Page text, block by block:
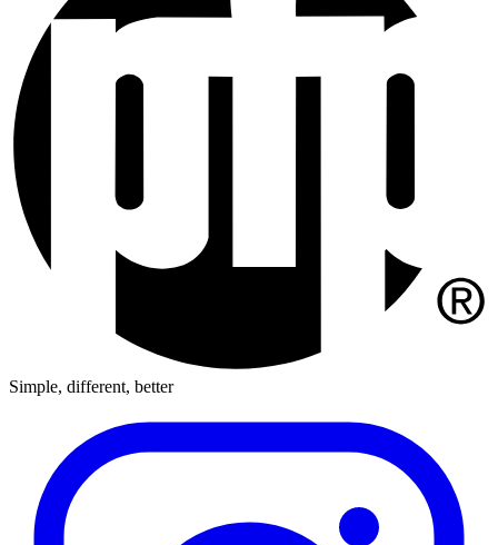
Simple, different, better